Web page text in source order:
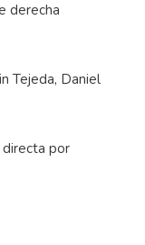
derecha
Tejeda, Daniel
directa por